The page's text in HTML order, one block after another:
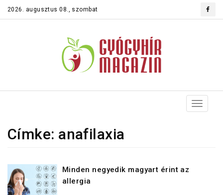
2026. augusztus 08., szombat
Toggle
Címke: anafilaxia
Minden negyedik magyart érint az
allergia